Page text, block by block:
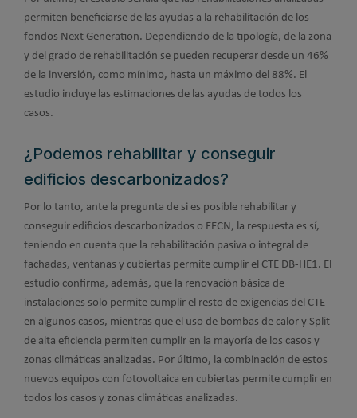
permiten beneficiarse de las ayudas a la rehabilitación de los
fondos Next Generation. Dependiendo de la tipología, de la zona
y del grado de rehabilitación se pueden recuperar desde un 46%
de la inversión, como mínimo, hasta un máximo del 88%. El
estudio incluye las estimaciones de las ayudas de todos los
casos.
¿Podemos rehabilitar y conseguir
edificios descarbonizados?
Por lo tanto, ante la pregunta de si es posible rehabilitar y
conseguir edificios descarbonizados o EECN, la respuesta es sí,
teniendo en cuenta que la rehabilitación pasiva o integral de
fachadas, ventanas y cubiertas permite cumplir el CTE DB-HE1. El
estudio confirma, además, que la renovación básica de
instalaciones solo permite cumplir el resto de exigencias del CTE
en algunos casos, mientras que el uso de bombas de calor y Split
de alta eficiencia permiten cumplir en la mayoría de los casos y
zonas climáticas analizadas. Por último, la combinación de estos
nuevos equipos con fotovoltaica en cubiertas permite cumplir en
todos los casos y zonas climáticas analizadas.